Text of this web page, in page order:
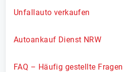
Unfallauto verkaufen
Autoankauf Dienst NRW
FAQ – Häufig gestellte Fragen